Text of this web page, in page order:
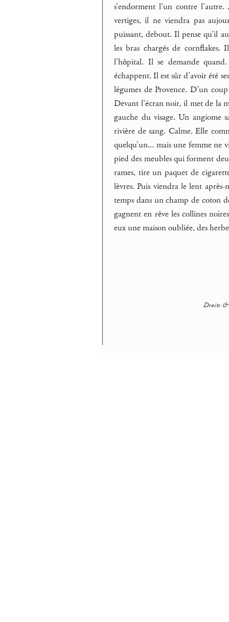
s’endorment l’un contre
vertiges, il ne viendra pas
puissant, debout. Il pense qu’il
les bras chargés de
l’hôpital. Il se demande
échappent. Il est sûr d’avoir été
légumes de Provence. D’un
Devant l’écran noir, il met de la
gauche du visage. Un angiome
rivière de sang. Calme. Elle
quelqu’un... mais une femme ne
pied des meubles qui forment
rames, tire un paquet de
lèvres. Puis viendra le lent
temps dans un champ de coton
gagnent en rêve les collines
eux une maison oubliée, des
Droits &